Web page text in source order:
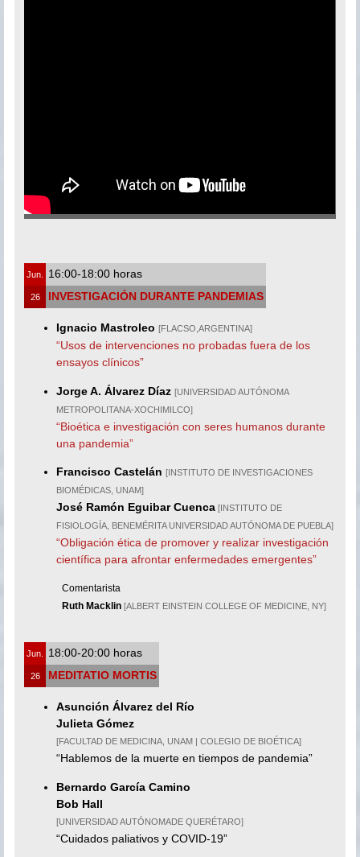
Jun. 16:00-18:00 horas
26 INVESTIGACIÓN DURANTE PANDEMIAS
Ignacio Mastroleo [FLACSO,ARGENTINA]
“Usos de intervenciones no probadas fuera de los
ensayos clínicos”
Jorge A. Álvarez Díaz[UNIVERSIDAD AUTÓNOMA
METROPOLITANA-XOCHIMILCO]
“Bioética e investigación con seres humanos durante
una pandemia”
Francisco Castelán [INSTITUTO DE INVESTIGACIONES
BIOMÉDICAS, UNAM]
José Ramón Eguibar Cuenca [INSTITUTO DE
FISIOLOGÍA, BENEMÉRITA UNIVERSIDAD AUTÓNOMA DE PUEBLA]
“Obligación ética de promover y realizar investigación
científica para afrontar enfermedades emergentes”
Comentarista
Ruth Macklin[ALBERT EINSTEIN COLLEGE OF MEDICINE, NY]
Jun. 18:00-20:00 horas
26 MEDITATIO MORTIS
Asunción Álvarez del Río
Julieta Gómez
[FACULTAD DE MEDICINA, UNAM | COLEGIO DE BIOÉTICA]
“Hablemos de la muerte en tiempos de pandemia”
Bernardo García Camino
Bob Hall
[UNIVERSIDAD AUTÓNOMADE QUERÉTARO]
“Cuidados paliativos y COVID-19”